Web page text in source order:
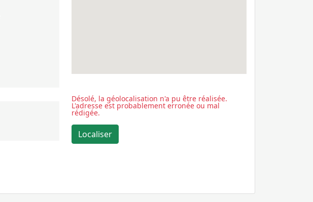
Désolé, la géolocalisation n'a pu être réalisée.
L'adresse est probablement erronée ou mal
rédigée.